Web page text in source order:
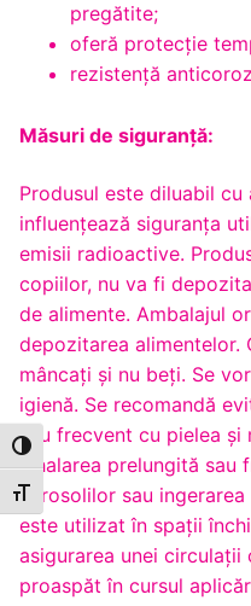
Toggle High Contrast
Toggle Font size
pregătite;
oferă protecție
rezistență
Măsuri de siguranță:
Produsul este diluabil
influenţează siguranţa
emisii radioactive.
copiilor, nu va fi
de alimente. Ambalajul
depozitarea alimentelor.
mâncaţi şi nu beţi. Se
igienă. Se recomandă
sau frecvent cu pielea şi
inhalarea prelungită sau
aerosolilor sau
este utilizat în spaţii
asigurarea unei
proaspăt în cursul